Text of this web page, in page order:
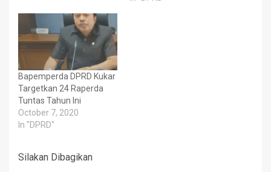
Bapemperda DPRD Kukar
Targetkan 24 Raperda
Tuntas Tahun Ini
October 7, 2020
In "DPRD"
Silakan Dibagikan